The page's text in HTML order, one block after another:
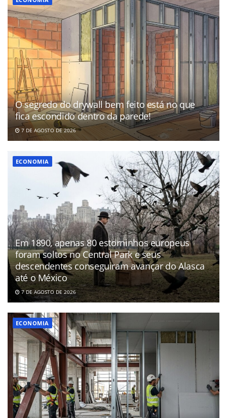
O segredo do drywall bem feito está no que
fica escondido dentro da parede!
7 DE AGOSTO DE 2026
ECONOMIA
Em 1890, apenas 80 estorninhos europeus
foram soltos no Central Park e seus
descendentes conseguiram avançar do Alasca
até o México
7 DE AGOSTO DE 2026
ECONOMIA